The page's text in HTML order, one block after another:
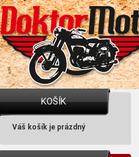
KOŠÍK
Váš košík je prázdný